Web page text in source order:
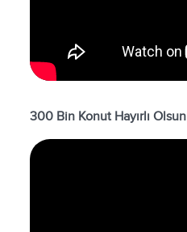
300 Bin Konut Hayırlı Olsun